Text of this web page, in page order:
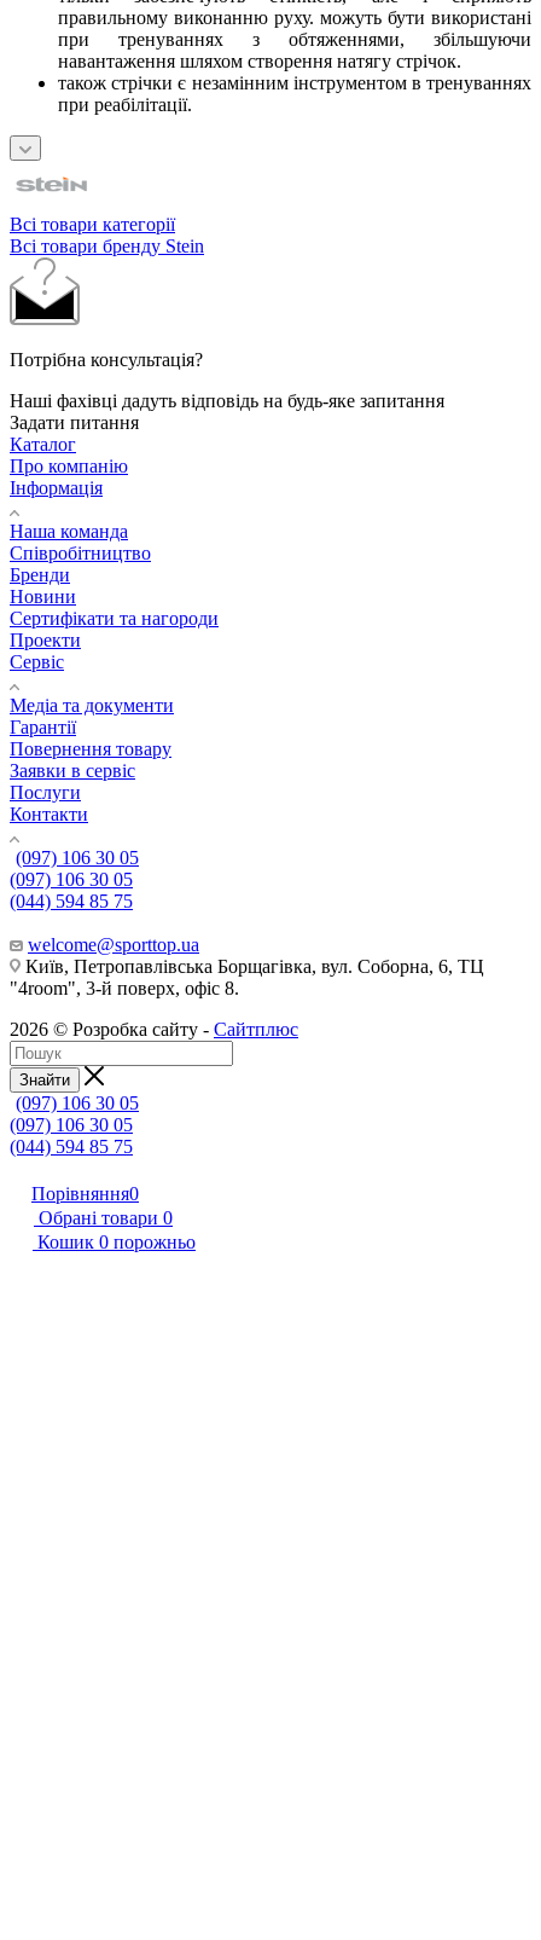
правильному виконанню руху. можуть бути використані
при тренуваннях з обтяженнями, збільшуючи
навантаження шляхом створення натягу стрічок.
також стрічки є незамінним інструментом в тренуваннях
при реабілітації.
Всі товари категорії
Всі товари бренду Stein
Потрібна консультація?
Наші фахівці дадуть відповідь на будь-яке запитання
Задати питання
Каталог
Про компанію
Інформація
Наша команда
Співробітництво
Бренди
Новини
Сертифікати та нагороди
Проекти
Сервіс
Медіа та документи
Гарантії
Повернення товару
Заявки в сервіс
Послуги
Контакти
(097) 106 30 05
(097) 106 30 05
(044) 594 85 75
welcome@sporttop.ua
Київ, Петропавлівська Борщагівка, вул. Соборна, 6, ТЦ
"4room", 3-й поверх, офіс 8.
2026 © Розробка сайту - Сайтплюс
Знайти
(097) 106 30 05
(097) 106 30 05
(044) 594 85 75
Порівняння0
Обрані товари 0
Кошик 0 порожньо